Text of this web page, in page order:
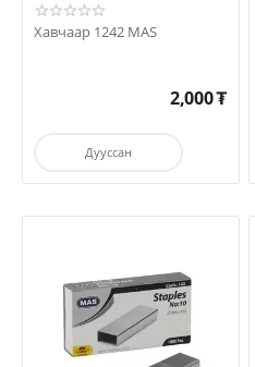
Хавчаар 1242 MAS
2,000₮
Дууссан